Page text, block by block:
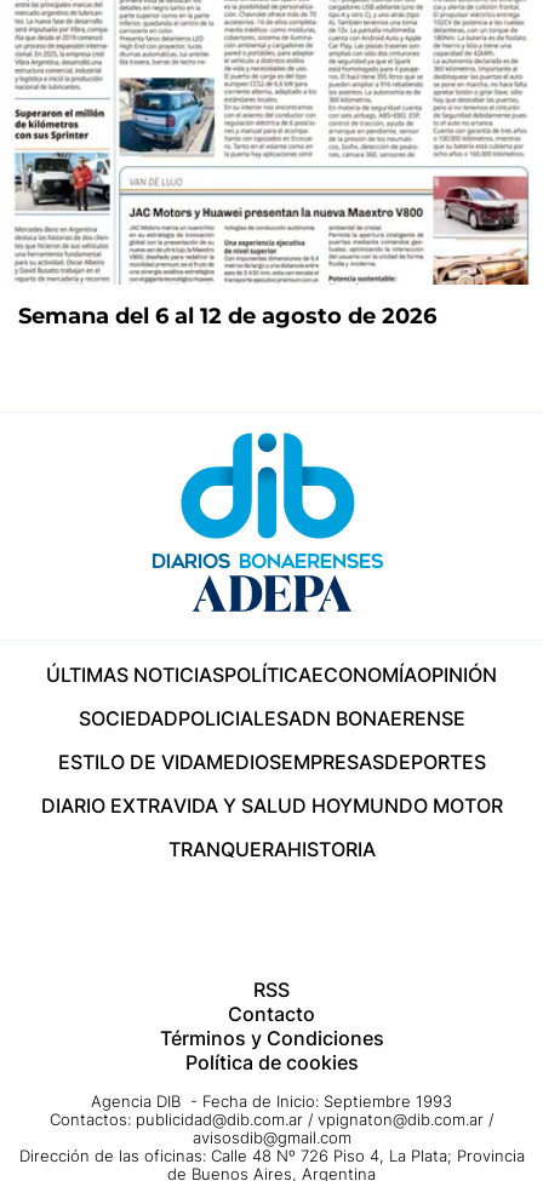
ÚLTIMAS NOTICIASPOLÍTICAECONOMÍAOPINIÓN
SOCIEDADPOLICIALESADN BONAERENSE
ESTILO DE VIDAMEDIOSEMPRESASDEPORTES
DIARIO EXTRAVIDA Y SALUD HOYMUNDO MOTOR
RSS
Contacto
Términos y Condiciones
Política de cookies
Agencia DIB - Fecha de Inicio: Septiembre 1993
Contactos:publicidad@dib.com.ar/vpignaton@dib.com.ar /
avisosdib@gmail.com